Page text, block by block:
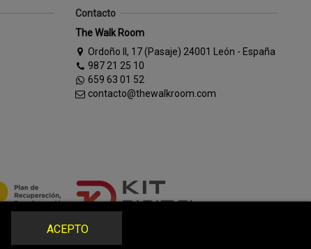
Contacto
The Walk Room
Ordoño II, 17 (Pasaje) 24001 León - España
987 21 25 10
659 63 01 52
contacto@thewalkroom.com
ACEPTO